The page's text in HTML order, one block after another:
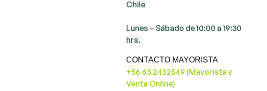
Chile
Lunes – Sábado de 10:00 a 19:30
hrs.
CONTACTO MAYORISTA
+56 63 2432549 (Mayorista y
Venta Online)